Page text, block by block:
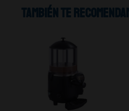
También te